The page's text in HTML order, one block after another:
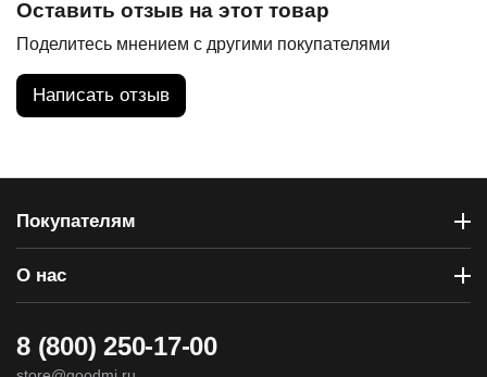
Оставить отзыв на этот товар
Поделитесь мнением с другими покупателями
Написать отзыв
Покупателям
О нас
8 (800) 250-17-00